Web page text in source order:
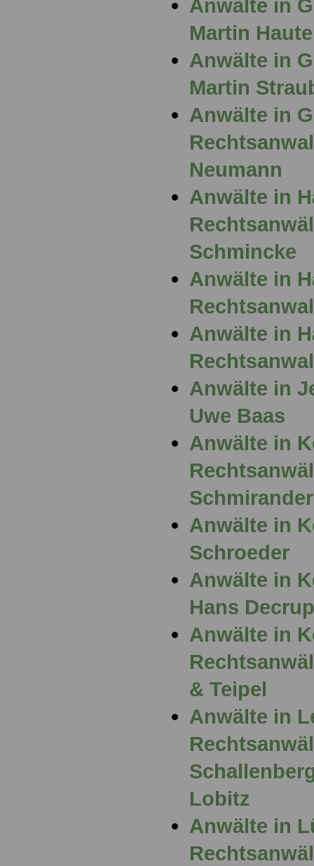
Anwälte in
Martin
Anwälte in
Martin
Anwälte in
Neumann
Anwälte in
Schmincke
Anwälte in
Anwälte in
Anwälte in
Uwe Baas
Anwälte in
Schmirander
Anwälte in
Schroeder
Anwälte in
Hans
Anwälte in
& Teipel
Anwälte in
Lobitz
Anwälte in